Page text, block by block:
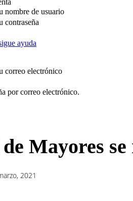
nombre de usuario
contraseña
ayuda
correo electrónico
por correo electrónico.
Mayores
2021